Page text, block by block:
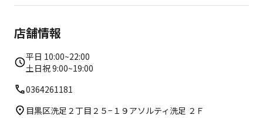
店舗情報
平日 10:00~22:00
土日祝 9:00~19:00
0364261181
目黒区洗足２丁目２５−１９アソルティ洗足 ２Ｆ